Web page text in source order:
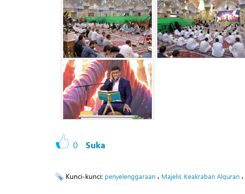
0 Suka
Kunci-kunci: penyelenggaraan ، Majelis Keakraban Alquran ،